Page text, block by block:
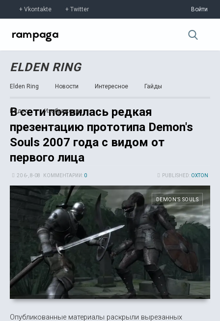
Vkontakte Twitter Войти
ELDEN RING
Elden Ring Новости Интересное Гайды
Видео Изображения
В сети появилась редкая
презентацию прототипа Demon's
Souls 2007 года с видом от
первого лица
PUBLISHED: OXTON
20 6-, 8-08 КОММЕНТАРИИ: 0
DEMON’S SOULS
Опубликованные материалы раскрыли вырезанных